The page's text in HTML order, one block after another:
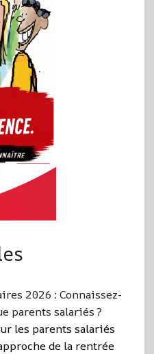
2026 : Connaissez-
parents salariés ?
les parents salariés
de la rentrée